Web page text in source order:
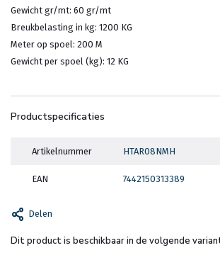
Gewicht gr/mt: 60 gr/mt
Breukbelasting in kg: 1200 KG
Meter op spoel: 200 M
Gewicht per spoel (kg): 12 KG
Productspecificaties
Artikelnummer HTAR08NMH
EAN 7442150313389
Delen
Dit product is beschikbaar in de volgende